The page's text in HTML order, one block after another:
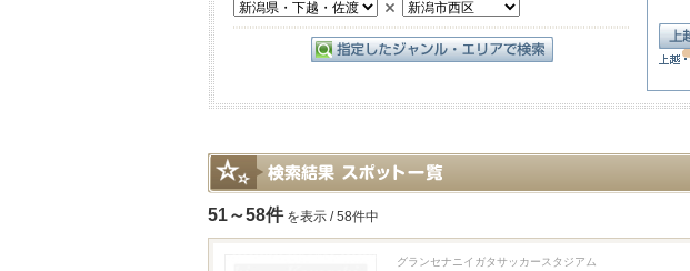
51～58件 を表示 / 58件中
グランセナニイガタサッカースタジアム